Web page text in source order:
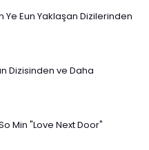
Ye Eun Yaklaşan Dizilerinden
Dizisinden ve Daha
Min "Love Next Door"